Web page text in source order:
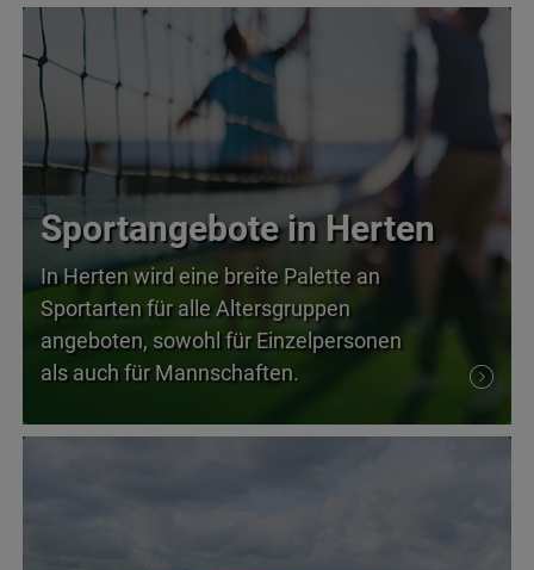
Sportangebote in Herten
In Herten wird eine breite Palette an
Sportarten für alle Altersgruppen
angeboten, sowohl für Einzelpersonen
als auch für Mannschaften.